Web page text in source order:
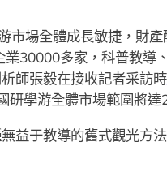
場全體成長敏捷，財
業30000多家，科普教導
師張毅在接收記者采訪時
學游全體市場範圍將達
益于教導的舊式觀光方法